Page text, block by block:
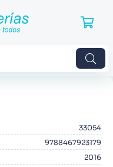
33054
9788467923179
2016